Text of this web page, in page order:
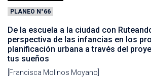
PLANEO N°66
De la escuela a la ciudad con
perspectiva de las infancias en los
planificación urbana a través del
tus sueños
[Francisca Molinos Moyano]